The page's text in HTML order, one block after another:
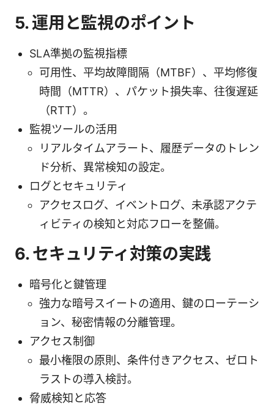
5. 運用と監視のポイント
SLA準拠の監視指標
可用性、平均故障間隔（MTBF）、平均修復
時間（MTTR）、パケット損失率、往復遅延
（RTT）。
監視ツールの活用
リアルタイムアラート、履歴データのトレン
ド分析、異常検知の設定。
ログとセキュリティ
アクセスログ、イベントログ、未承認アクテ
ィビティの検知と対応フローを整備。
6. セキュリティ対策の実践
暗号化と鍵管理
強力な暗号スイートの適用、鍵のローテーシ
ョン、秘密情報の分離管理。
アクセス制御
最小権限の原則、条件付きアクセス、ゼロト
ラストの導入検討。
脅威検知と応答